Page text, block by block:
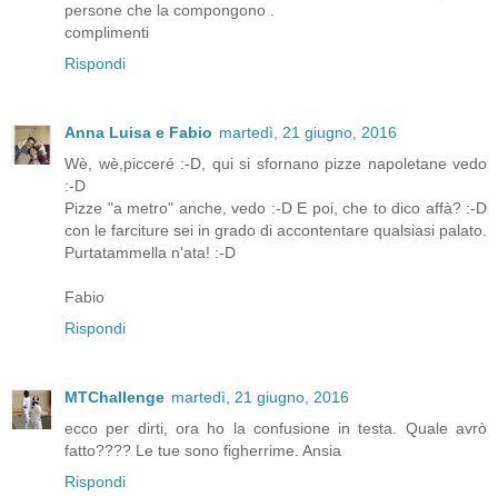
persone che la compongono .
complimenti
Rispondi
Anna Luisa e Fabio martedì, 21 giugno, 2016
Wè, wè,picceré :-D, qui si sfornano pizze napoletane vedo
:-D
Pizze "a metro" anche, vedo :-D E poi, che to dico affà? :-D
con le farciture sei in grado di accontentare qualsiasi palato.
Purtatammella n'ata! :-D
Fabio
Rispondi
MTChallenge martedì, 21 giugno, 2016
ecco per dirti, ora ho la confusione in testa. Quale avrò
fatto???? Le tue sono figherrime. Ansia
Rispondi